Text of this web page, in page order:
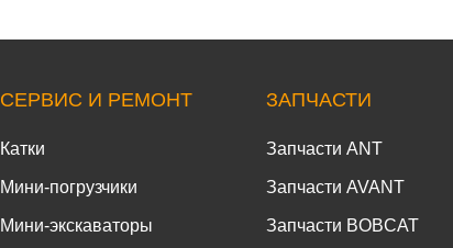
СЕРВИС И РЕМОНТ
Катки
Мини-погрузчики
Мини-экскаваторы
ЗАПЧАСТИ
Запчасти ANT
Запчасти AVANT
Запчасти BOBCAT